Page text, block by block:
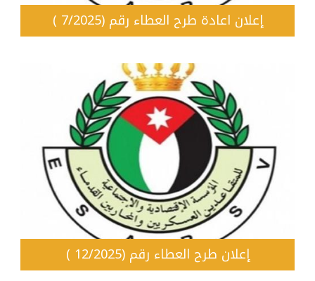
إعلان اعادة طرح العطاء رقم (7/2025 )
إعلان طرح العطاء رقم (12/2025 )